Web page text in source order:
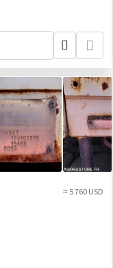
≈ 5 760 USD